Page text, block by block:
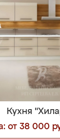
Кухня
от 38 000